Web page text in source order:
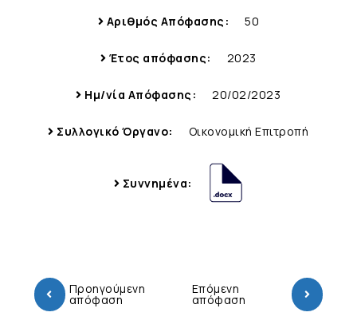
Αριθμός Απόφασης: 50
Έτος απόφασης: 2023
Ημ/νία Απόφασης: 20/02/2023
Συλλογικό Όργανο: Οικονομική Επιτροπή
Συννημένα:
Προηγούμενη
απόφαση
Επόμενη
απόφαση